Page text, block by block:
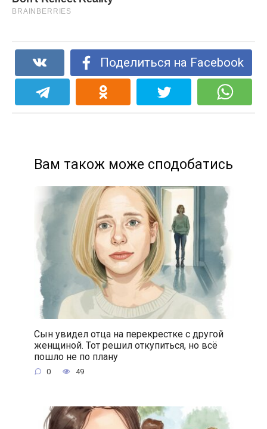
Поделиться на Facebook
Вам також може сподобатись
Сын увидел отца на перекрестке с другой
женщиной. Тот решил откупиться, но всё
пошло не по плану
0 49